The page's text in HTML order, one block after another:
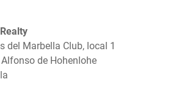
del Marbella Club, local 1
de Hohenlohe